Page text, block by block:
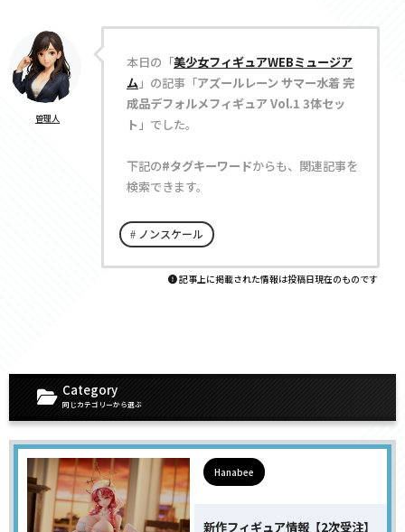
管理人
本日の「美少女フィギュアWEBミュージア
ム」の記事「アズールレーン サマー水着 完
成品デフォルメフィギュア Vol.1 3体セッ
ト 」でした。
下記の#タグキーワードからも、関連記事を
検索できます。
ノンスケール
記事上に掲載された情報は投稿日現在のものです
Category
同じカテゴリーから選ぶ
Hanabee
新作フィギュア情報【2次受注】